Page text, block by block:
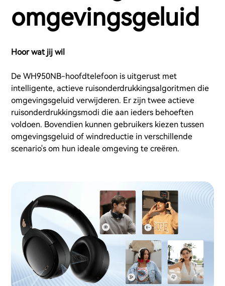
omgevingsgeluid
Hoor wat jij wil
De WH950NB-hoofdtelefoon is uitgerust met
intelligente, actieve ruisonderdrukkingsalgoritmen die
omgevingsgeluid verwijderen. Er zijn twee actieve
ruisonderdrukkingsmodi die aan ieders behoeften
voldoen. Bovendien kunnen gebruikers kiezen tussen
omgevingsgeluid of windreductie in verschillende
scenario's om hun ideale omgeving te creëren.